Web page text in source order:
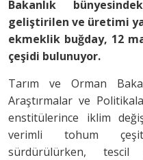
Bakanlık
geliştirilen ve üretimi
ekmeklik buğday, 12
çeşidi bulunuyor.
Tarım ve Orman
Araştırmalar ve
enstitülerince iklim
verimli tohum
sürdürülürken,